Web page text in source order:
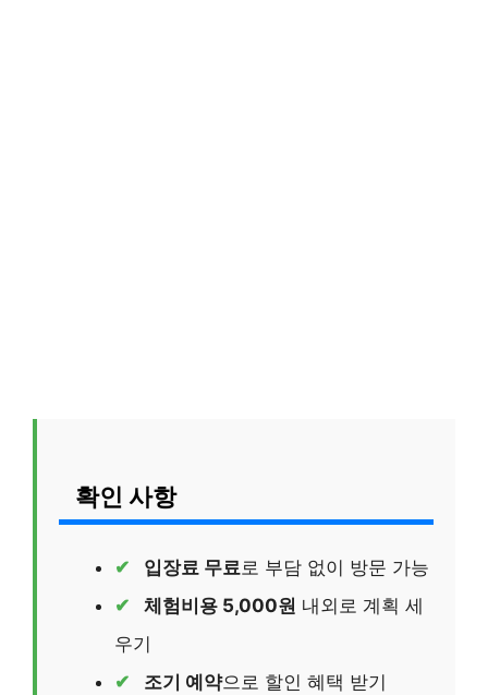
확인 사항
입장료 무료로 부담 없이 방문 가능
체험비용 5,000원 내외로 계획 세
우기
조기 예약으로 할인 혜택 받기